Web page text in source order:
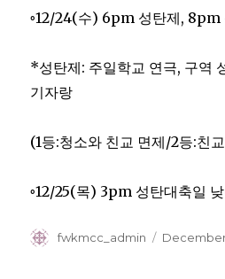
◦12/24(수) 6pm 성탄제, 8pm
*성탄제: 주일학교 연극, 구역
기자랑
(1등:청소와 친교 면제/2등:친
◦12/25(목) 3pm 성탄대축일
Author
fwkmcc_admin
Posted
December